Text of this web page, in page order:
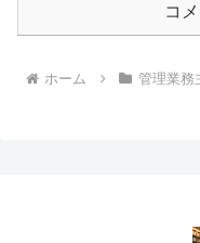
コ
ホーム 管理業務